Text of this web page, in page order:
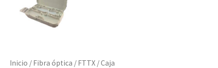
Inicio / Fibra óptica / FTTX / Caja